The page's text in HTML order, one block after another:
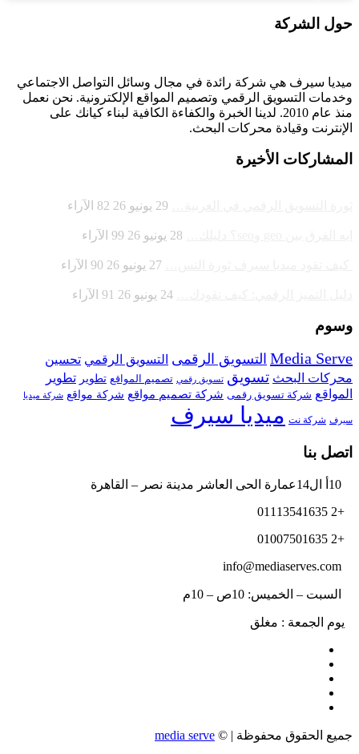
حول الشركة
ميديا ​​سيرف هي شركة رائدة في مجال وسائل التواصل الاجتماعي
وخدمات التسويق الرقمي وتصميم المواقع الإلكترونية. نحن نعمل
منذ عام 2010. لدينا الخبرة والكفاءة الكافية لبناء كيانك على
الإنترنت وقيادة محركات البحث.
المشاركات الأخيرة
29 يونيو 26 82 الآراء
28 يونيو 26 99 الآراء
27 يونيو 26 90 الآراء
24 يونيو 26 91 الآراء
وسوم
Media Serve التسويق الرقمى التسويق الرقمي تحسين
محركات البحث تسويق تسويق رقمي تصميم المواقع تطوير تطوير
المواقع شركة تسويق رقمى شركة تصميم مواقع شركة مواقع شركة ميديا
سيرف شركة نت ميديا سيرف
اتصل بنا
+2 01113541635
+2 01007501635
السبت – الخميس: 10ص – 10م
يوم الجمعة : مغلق
جميع الحقوق محفوظة | © media serve